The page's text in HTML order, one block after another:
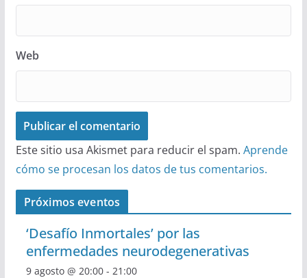
Web
Este sitio usa Akismet para reducir el spam. Aprende
cómo se procesan los datos de tus comentarios.
Próximos eventos
‘Desafío Inmortales’ por las
enfermedades neurodegenerativas
9 agosto @ 20:00- 21:00